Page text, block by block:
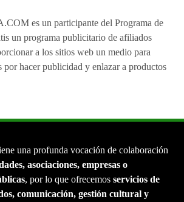
es un participante del Programa de
un programa publicitario de afiliados
a los sitios web un medio para
por hacer publicidad y enlazar a productos
una profunda vocación de colaboración
asociaciones, empresas o
, por lo que ofrecemos servicios de
comunicación, gestión cultural y